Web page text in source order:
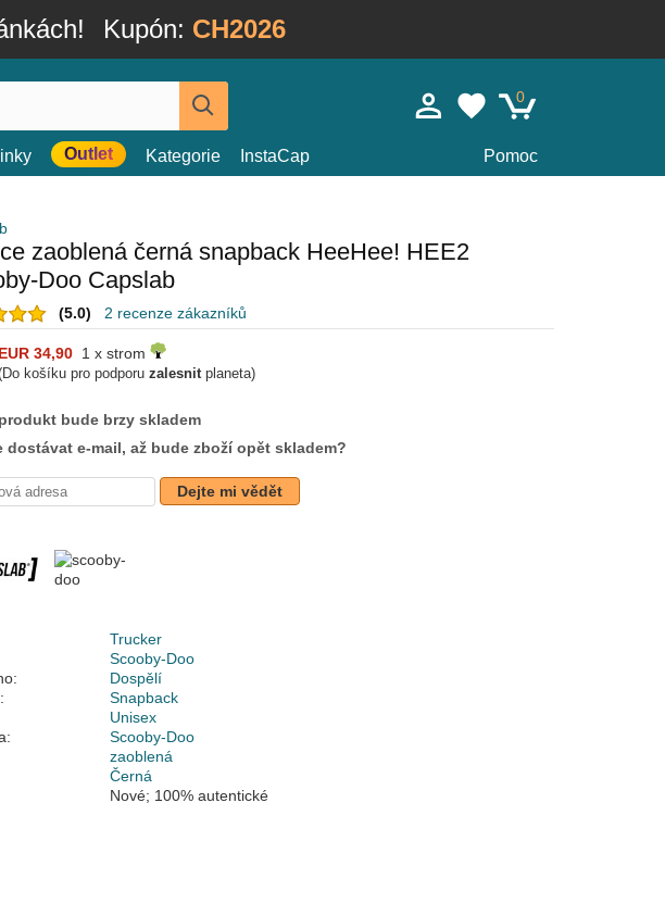
Kupón: CH2026
0
Outlet Kategorie InstaCap Pomoc
zaoblená černá snapback HeeHee! HEE2
Doo Capslab
(5.0) 2 recenze zákazníků
EUR 34,90 1 x strom
košíku pro podporu zalesnitplaneta)
bude brzy skladem
dostávat e-mail, až bude zboží opět skladem?
Dejte mi vědět
Trucker
Scooby-Doo
Dospělí
Snapback
Unisex
Scooby-Doo
zaoblená
Černá
Nové; 100% autentické